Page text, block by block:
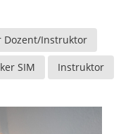
Dozent/Instruktor
SIM Instruktor